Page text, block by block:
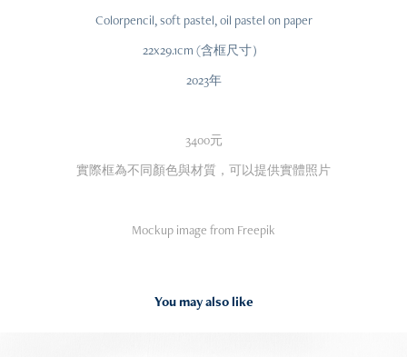
Colorpencil, soft pastel, oil pastel on paper
22x29.1cm (含框尺寸）
2023年
3400元
實際框為不同顏色與材質，可以提供實體照片
Mockup image from Freepik
You may also like